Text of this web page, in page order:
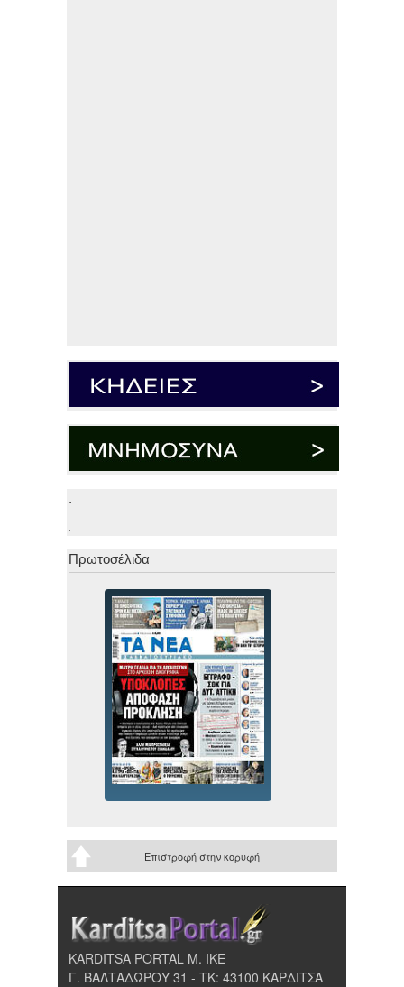
.
.
Πρωτοσέλιδα
Επιστροφή στην κορυφή
KARDITSA PORTAL Μ. ΙΚΕ
Γ. ΒΑΛΤΑΔΩΡΟΥ 31 - ΤΚ: 43100 ΚΑΡΔΙΤΣΑ